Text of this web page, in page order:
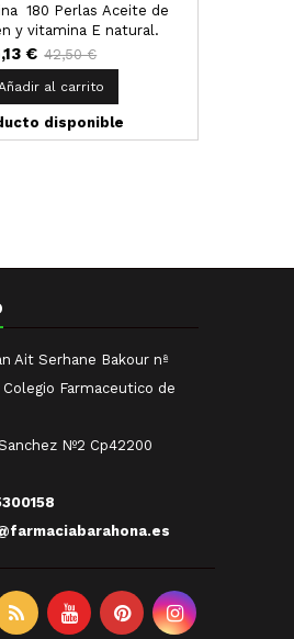
180 Perlas Aceite de
y vitamina E natural.
€ 42,50 €
al carrito
disponible
Ait Serhane Bakour nª
Farmaceutico de
Nº2 Cp42200